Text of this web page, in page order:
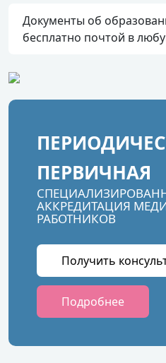
Документы об
бесплатно почтой в
ПЕРВИЧНАЯ
АККРЕДИТАЦИЯ
РАБОТНИКОВ
Получить
Подробнее